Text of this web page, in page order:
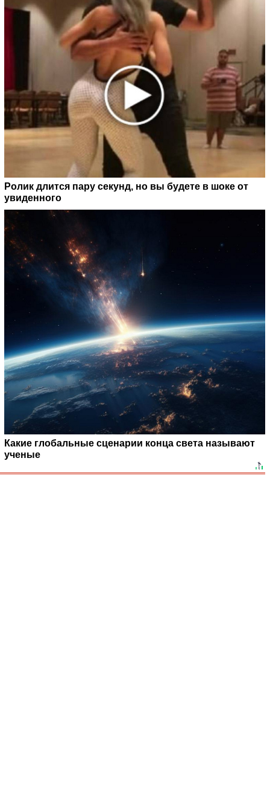
Ролик длится пару секунд, но вы будете в шоке от
увиденного
Какие глобальные сценарии конца света называют
ученые